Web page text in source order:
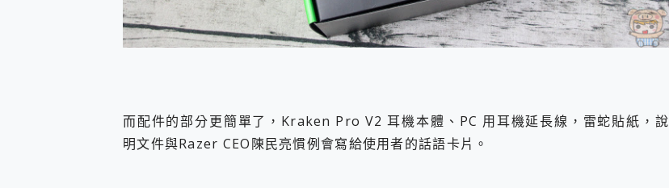
而配件的部分更簡單了，Kraken Pro V2 耳機本體、PC 用耳機延長線，雷蛇貼紙，說
明文件與Razer CEO陳民亮慣例會寫給使用者的話語卡片。